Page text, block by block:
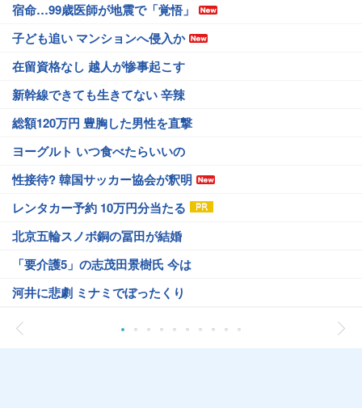
宿命…99歳医師が地震で「覚悟」
子ども追い マンションへ侵入か
在留資格なし 越人が惨事起こす
新幹線できても生きてない 辛辣
総額120万円 豊胸した男性を直撃
ヨーグルト いつ食べたらいいの
性接待? 韓国サッカー協会が釈明
レンタカー予約 10万円分当たる
北京五輪スノボ銅の冨田が結婚
「要介護5」の志茂田景樹氏 今は
河井に悲劇 ミナミでぼったくり